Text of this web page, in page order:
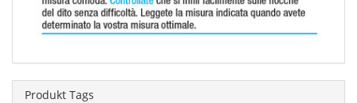
Produkt Tags